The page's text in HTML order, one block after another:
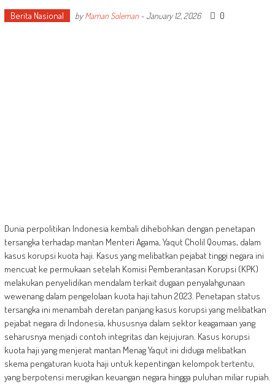
Berita Nasional byMaman Soleman-January 12, 2026 0
Dunia perpolitikan Indonesia kembali dihebohkan dengan penetapan
tersangka terhadap mantan Menteri Agama, Yaqut Cholil Qoumas, dalam
kasus korupsi kuota haji. Kasus yang melibatkan pejabat tinggi negara ini
mencuat ke permukaan setelah Komisi Pemberantasan Korupsi (KPK)
melakukan penyelidikan mendalam terkait dugaan penyalahgunaan
wewenang dalam pengelolaan kuota haji tahun 2023. Penetapan status
tersangka ini menambah deretan panjang kasus korupsi yang melibatkan
pejabat negara di Indonesia, khususnya dalam sektor keagamaan yang
seharusnya menjadi contoh integritas dan kejujuran. Kasus korupsi
kuota haji yang menjerat mantan Menag Yaqut ini diduga melibatkan
skema pengaturan kuota haji untuk kepentingan kelompok tertentu,
yang berpotensi merugikan keuangan negara hingga puluhan miliar rupiah.